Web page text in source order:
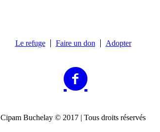
Le refuge Faire un don Adopter
Cipam Buchelay © 2017 | Tous droits réservés